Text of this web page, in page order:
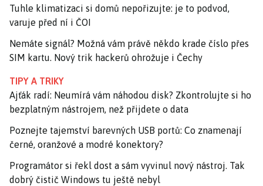
Tuhle klimatizaci si domů nepořizujte: je to podvod,
varuje před ní i ČOI
Nemáte signál? Možná vám právě někdo krade číslo přes
SIM kartu. Nový trik hackerů ohrožuje i Čechy
TIPY A TRIKY
Ajťák radí: Neumírá vám náhodou disk? Zkontrolujte si ho
bezplatným nástrojem, než přijdete o data
Poznejte tajemství barevných USB portů: Co znamenají
černé, oranžové a modré konektory?
Programátor si řekl dost a sám vyvinul nový nástroj. Tak
dobrý čistič Windows tu ještě nebyl